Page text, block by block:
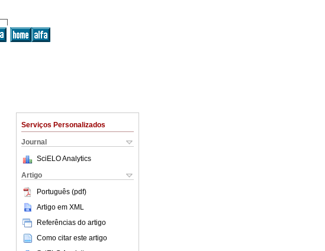
Serviços Personalizados
Journal
SciELO Analytics
Artigo
Português (pdf)
Artigo em XML
Referências do artigo
Como citar este artigo